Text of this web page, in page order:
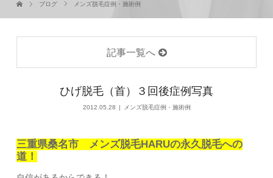
ブログ メンズ脱毛症例・施術例
記事一覧へ
ひげ脱毛（首）３回後症例写真
2012.05.28 メンズ脱毛症例・施術例
三重県桑名市 メンズ脱毛HARUの永久脱毛への
道！